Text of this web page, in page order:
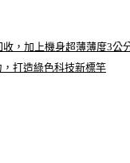
，加上機身超薄薄度3公
打造綠色科技新標竿